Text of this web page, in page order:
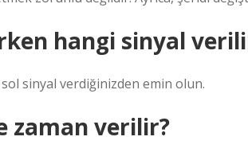
hangi sinyal
sinyal verdiğinizden emin olun.
zaman verilir?